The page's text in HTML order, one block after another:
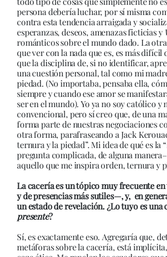
persona debería luchar, por sí misma
contra esta tendencia arraigada y
esperanzas, deseos, amenazas ficticias y
románticos sobre el mundo dado. La
que ver con la nada que es, es más difícil
que la disciplina de, si no identificar,
una cuestión personal, tal como mi
piedad. (No importaba, pensaba ella,
siempre y cuando ese amor se
ser en el mundo). Yo ya no soy católico y
convencional, pero sí creo que, de una
forma parte de nuestras negociaciones
otra forma, parafraseando a Jack
ternura y la piedad”. Mi idea de qué es la
pregunta complicada, de alguna
aquello que me inspira orden, ternura y
La cacería es un tópico muy frecuente
y de presencias más sutiles—, y, en
un estado de revelación. ¿Lo tuyo es una
presente?
Sí, es exactamente eso. Agregaría que,
metáforas sobre la cacería, está